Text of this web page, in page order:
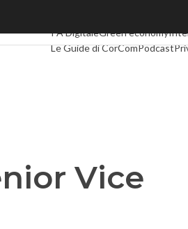
PA DigitaleGreen economy
Le Guide di CorComPodcast
Vice